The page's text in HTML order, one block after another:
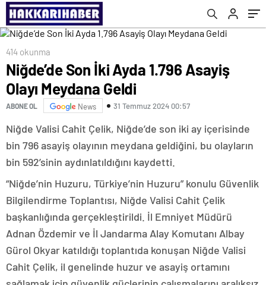
414 okunma
Niğde’de Son İki Ayda 1.796 Asayiş
Olayı Meydana Geldi
ABONE OL News 31 Temmuz 2024 00:57
Niğde Valisi Cahit Çelik, Niğde’de son iki ay içerisinde
bin 796 asayiş olayının meydana geldiğini, bu olayların
bin 592’sinin aydınlatıldığını kaydetti.
“Niğde’nin Huzuru, Türkiye’nin Huzuru” konulu Güvenlik
Bilgilendirme Toplantısı, Niğde Valisi Cahit Çelik
başkanlığında gerçekleştirildi. İl Emniyet Müdürü
Adnan Özdemir ve İl Jandarma Alay Komutanı Albay
Gürol Okyar katıldığı toplantıda konuşan Niğde Valisi
Cahit Çelik, il genelinde huzur ve asayiş ortamını